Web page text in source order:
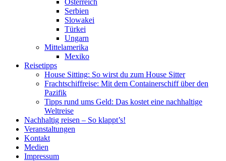
Österreich
Serbien
Slowakei
Türkei
Ungarn
Mittelamerika
Mexiko
Reisetipps
House Sitting: So wirst du zum House Sitter
Frachtschiffreise: Mit dem Containerschiff über den
Pazifik
Tipps rund ums Geld: Das kostet eine nachhaltige
Weltreise
Nachhaltig reisen – So klappt’s!
Veranstaltungen
Kontakt
Medien
Impressum